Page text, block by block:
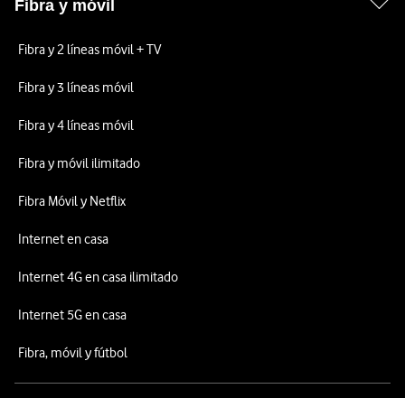
Fibra y móvil
Fibra y 2 líneas móvil + TV
Fibra y 3 líneas móvil
Fibra y 4 líneas móvil
Fibra y móvil ilimitado
Fibra Móvil y Netflix
Internet en casa
Internet 4G en casa ilimitado
Internet 5G en casa
Fibra, móvil y fútbol